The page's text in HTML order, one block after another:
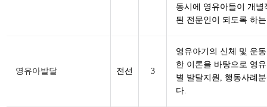
동시에 영유아들이 개
된 전문인이 되도록 하
영유아발달 전선 3
영유아기의 신체 및 운
한 이론을 바탕으로 영
별 발달지원, 행동사례
다.